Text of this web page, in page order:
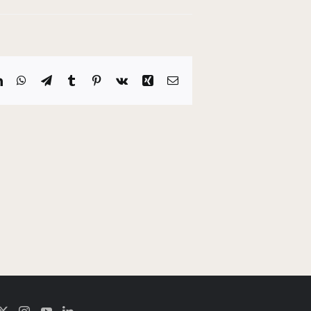
LinkedInWhatsApp
TelegramTumblr Pinterest
Vk Xing E-